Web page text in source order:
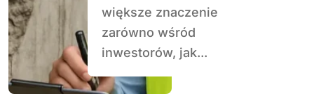
większe znaczenie
zarówno wśród
inwestorów, jak...